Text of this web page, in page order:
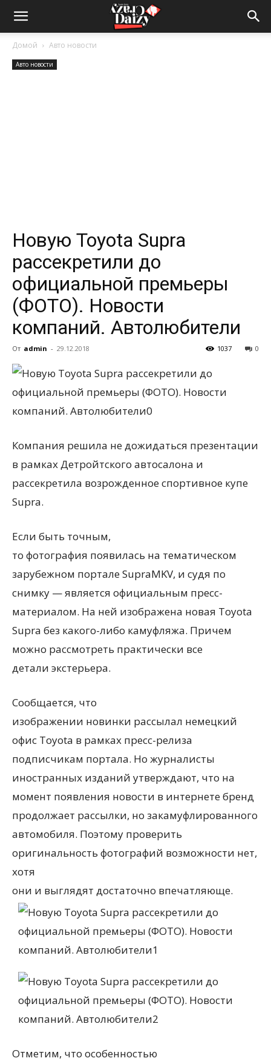
Crazy-
Daizy
обо
всем
Домой Авто новости
Авто новости
Новую Toyota Supra
рассекретили до
официальной премьеры
(ФОТО). Новости
компаний. Автолюбители
От admin - 29.12.2018 0
1037
Компания решила не дожидаться презентации
в рамках Детройтского автосалона и
рассекретила возрожденное спортивное купе
Supra.
Если быть точным,
то фотография появилась на тематическом
зарубежном портале SupraMKV, и судя по
снимку — является официальным пресс-
материалом. На ней изображена новая Toyota
Supra без какого-либо камуфляжа. Причем
можно рассмотреть практически все
детали экстерьера.
Сообщается, что
изображении новинки рассылал немецкий
офис Toyota в рамках пресс-релиза
подписчикам портала. Но журналисты
иностранных изданий утверждают, что на
момент появления новости в интернете бренд
продолжает рассылки, но закамуфлированного
автомобиля. Поэтому проверить
оригинальность фотографий возможности нет,
хотя
они и выглядят достаточно впечатляюще.
Отметим, что особенностью